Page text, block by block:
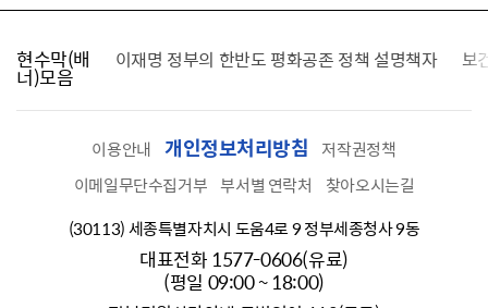
현수막(배
너)모음
찾습니다 이재명 정부의 한반도 평화공존 정책 설명책자 보
이용안내 개인정보처리방침
저작권정책
이메일무단수집거부 부서별 연락처
찾아오시는길
(30113) 세종특별자치시 도움4로 9 정부세종청사 9동
대표전화 1577-0606(유료)
(평일 09:00 ~ 18:00)